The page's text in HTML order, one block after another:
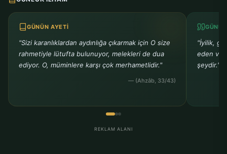
GÜNÜN AYETI
"Sizi karanlıklardan aydınlığa çıkarmak için O size
rahmetiyle lütufta bulunuyor, melekleri de dua
ediyor. O, müminlere karşı çok merhametlidir."
— (Ahzâb, 33/43)
"İyilik,
eden ve
şeydir."
REKLAM ALANI